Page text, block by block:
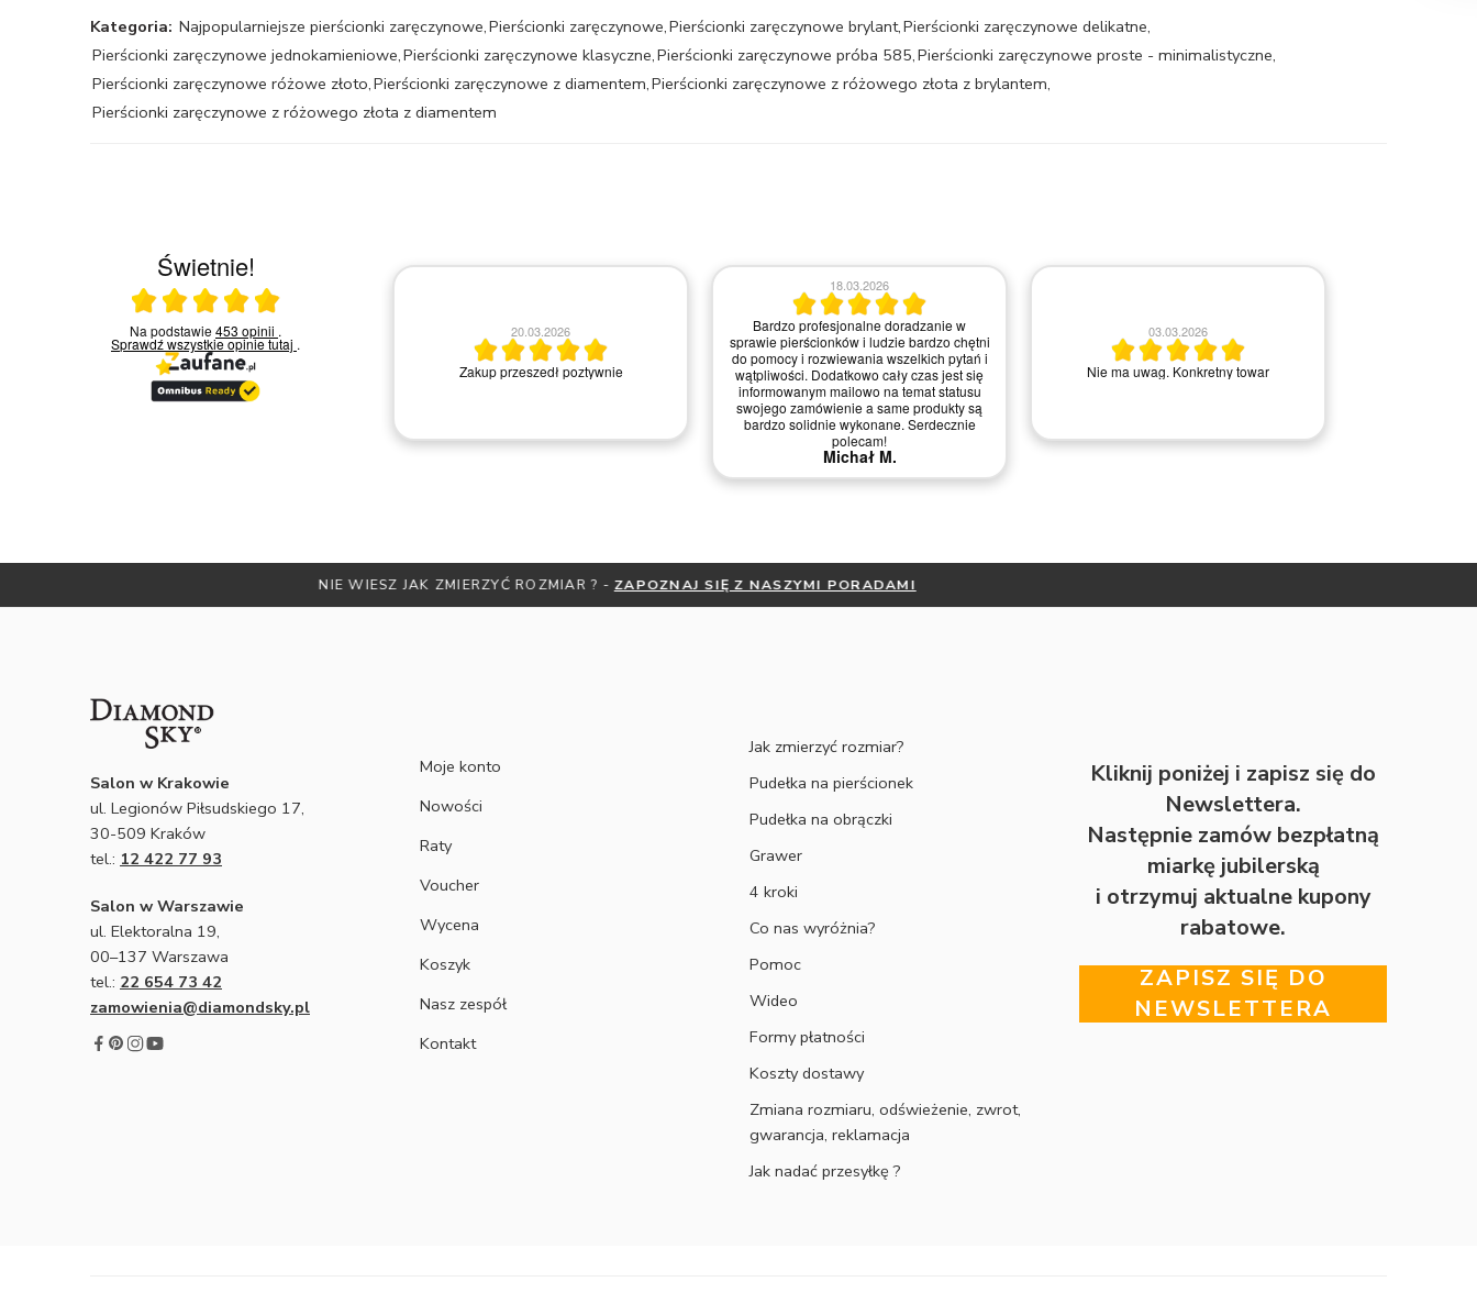
Kategoria: Najpopularniejsze pierścionki zaręczynowe,Pierścionki zaręczynowe,Pierścionki zaręczynowe brylant,Pierścionki zaręczynowe delikatne,
Pierścionki zaręczynowe jednokamieniowe,Pierścionki zaręczynowe klasyczne,Pierścionki zaręczynowe próba 585,Pierścionki zaręczynowe proste - minimalistyczne,
Pierścionki zaręczynowe różowe złoto,Pierścionki zaręczynowe z diamentem,Pierścionki zaręczynowe z różowego złota z brylantem,
Pierścionki zaręczynowe z różowego złota z diamentem
Świetnie!
Ocena średnia 5 na 5
Na podstawie453 opinii .
Sprawdź wszystkie opinietutaj .
23.03.2026
Bardzo miła i kompetentna obsługa.
Polecam
Remigiusz D.
20.03.2026
Zakup przeszedł poztywnie
18.03.2026
Bardzo profesjonalne doradzanie w
sprawie pierścionków i ludzie bardzo chętni
do pomocy i rozwiewania wszelkich pytań i
wątpliwości. Dodatkowo cały czas jest się
informowanym mailowo na temat statusu
swojego zamówienie a same produkty są
bardzo solidnie wykonane. Serdecznie
polecam!
Michał M.
03.03.2026
Nie ma uwag. Konkretny towar
NIE WIESZ JAK ZMIERZYĆ ROZMIAR ? -ZAPOZNAJ SIĘ Z NASZYMI PORADAMI
Salon w Krakowie
ul. Legionów Piłsudskiego 17,
30-509 Kraków
tel.: 12 422 77 93
Salon w Warszawie
ul. Elektoralna 19,
00–137 Warszawa
tel.: 22 654 73 42
zamowienia@diamondsky.pl
Moje konto
Nowości
Raty
Voucher
Wycena
Koszyk
Nasz zespół
Kontakt
Jak zmierzyć rozmiar?
Pudełka na pierścionek
Pudełka na obrączki
Grawer
4 kroki
Co nas wyróżnia?
Pomoc
Wideo
Formy płatności
Koszty dostawy
Zmiana rozmiaru, odświeżenie, zwrot,
gwarancja, reklamacja
Jak nadać przesyłkę ?
Kliknij poniżej i zapisz się do
Newslettera.
Następnie zamów bezpłatną
miarkę jubilerską
i otrzymuj aktualne kupony
rabatowe.
ZAPISZ SIĘ DO
NEWSLETTERA